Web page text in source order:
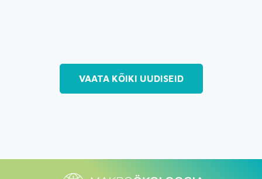
VAATA KÕIKI UUDISEID